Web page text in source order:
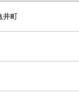
井町